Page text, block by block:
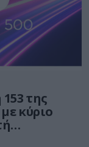
της
κύριο